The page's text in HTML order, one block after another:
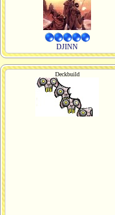
DJINN
Deckbuild